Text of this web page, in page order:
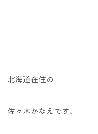
北海道在住の
佐々木かなえです、